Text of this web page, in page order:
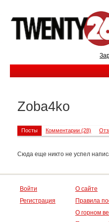
Zoba4ko
Посты Комментарии (28)
Сюда еще никто не успел
Войти
Регистрация
О сайте
Правила
О горном